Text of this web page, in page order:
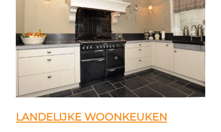
LANDELIJKE WOONKEUKEN